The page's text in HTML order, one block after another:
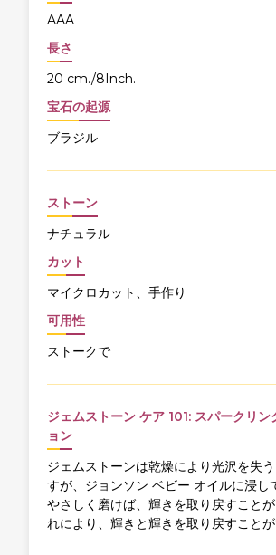
AAA
長さ
20 cm./8Inch.
宝石の起源
ブラジル
ストーン
ナチュラル
カット
マイクロカット、手作り
可用性
ストークで
ジェムストーン ケア 101: スパークリン
ョン
ジェムストーンは乾燥により光沢を失
すが、ジョンソン ベビー オイルに浸し
やさしく磨けば、輝きを取り戻すこと
れにより、輝きと輝きを取り戻すことが